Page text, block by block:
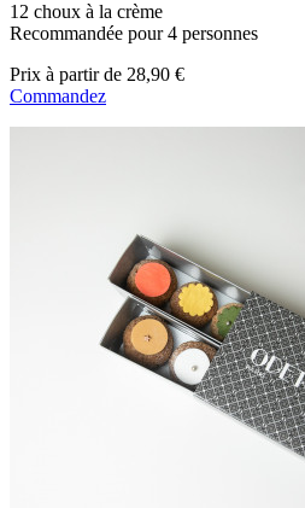
12 choux à la crème
Recommandée pour 4 personnes
Prix à partir de 28,90 €
Commandez